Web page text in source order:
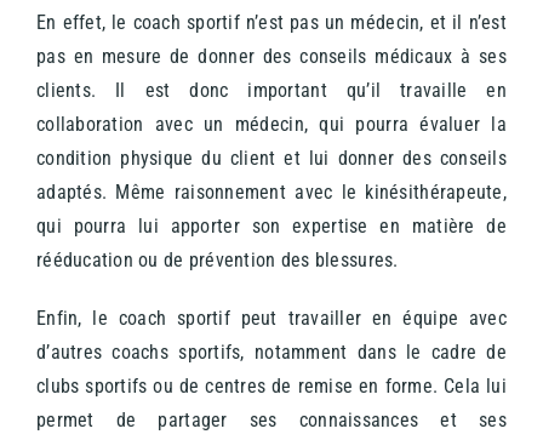
En effet, le coach sportif n’est pas un médecin, et il n’est
pas en mesure de donner des conseils médicaux à ses
clients. Il est donc important qu’il travaille en
collaboration avec un médecin, qui pourra évaluer la
condition physique du client et lui donner des conseils
adaptés. Même raisonnement avec le kinésithérapeute,
qui pourra lui apporter son expertise en matière de
rééducation ou de prévention des blessures.
Enfin, le coach sportif peut travailler en équipe avec
d’autres coachs sportifs, notamment dans le cadre de
clubs sportifs ou de centres de remise en forme. Cela lui
permet de partager ses connaissances et ses